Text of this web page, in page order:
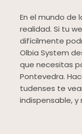
En el mundo de
realidad. Si tu
difícilmente
Olbia System
que necesitas
Pontevedra.
tudenses te
indispensable,